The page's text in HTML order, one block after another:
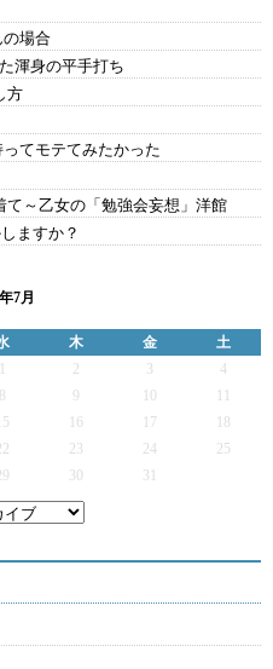
の場合
渾身の平手打ち
方
てモテてみたかった
～乙女の「勉強会妄想」洋館
ますか？
7月
木 金
土
2 3
4
9
15 16 17
23 24
25
30 31